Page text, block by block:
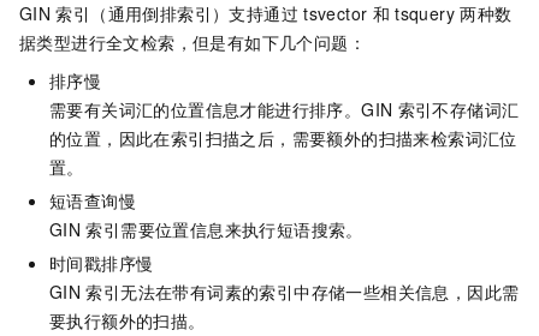
GIN 索引（通用倒排索引）支持通过 tsvector 和 tsquery 两种数
据类型进行全文检索，但是有如下几个问题：
排序慢
需要有关词汇的位置信息才能进行排序。GIN 索引不存储词汇
的位置，因此在索引扫描之后，需要额外的扫描来检索词汇位
置。
短语查询慢
GIN 索引需要位置信息来执行短语搜索。
时间戳排序慢
GIN 索引无法在带有词素的索引中存储一些相关信息，因此需
要执行额外的扫描。